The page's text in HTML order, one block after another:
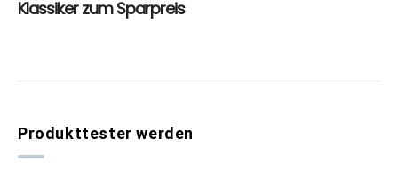
Produkttester werden